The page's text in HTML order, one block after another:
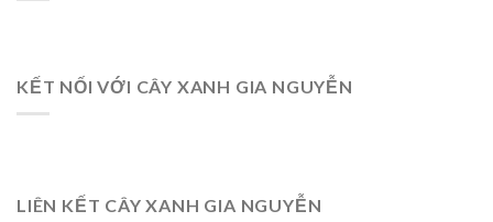
KẾT NỐI VỚI CÂY XANH GIA NGUYỄN
LIÊN KẾT CÂY XANH GIA NGUYỄN